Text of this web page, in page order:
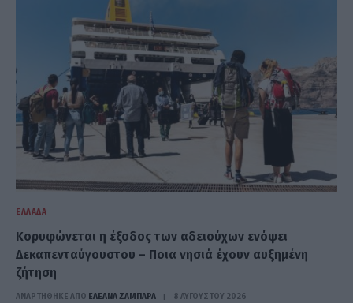
ΕΛΛΆΔΑ
Κορυφώνεται η έξοδος των αδειούχων ενόψει
Δεκαπενταύγουστου – Ποια νησιά έχουν αυξημένη
ζήτηση
ΑΝΑΡΤΗΘΗΚΕ ΑΠΟ ΕΛΕΑΝΑ ΖΑΜΠΑΡΑ 8 ΑΥΓΟΎΣΤΟΥ 2026